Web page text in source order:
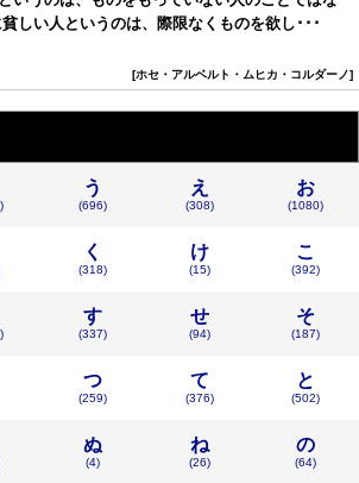
しい人というのは、際限なくものを欲し･･･
ホセ・アルベルト・ムヒカ・コルダーノ
う
(696)
え
(308)
お
(1080)
く
(318)
け
(15)
こ
(392)
す
(337)
せ
(94)
そ
(187)
つ
(259)
て
(376)
と
(502)
ぬ
(4)
ね
(26)
の
(64)